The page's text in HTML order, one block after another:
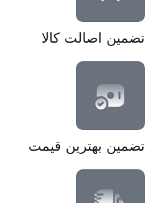
تضمین اصالت کالا
تضمین بهترین قیمت